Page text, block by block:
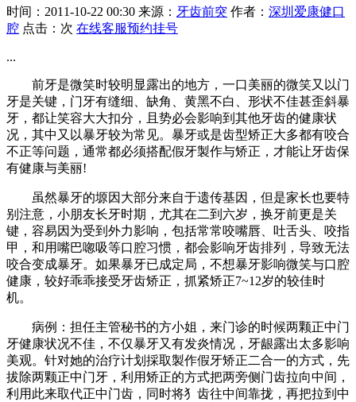
时间：2011-10-22 00:30 来源： 牙齿前突 作者： 深圳爱康健口
腔 点击： 次 在线客服预约挂号
...
前牙是微笑时较明显露出的地方，一口美丽的微笑又以门
牙是关键，门牙有缝细、缺角、黄黑不白、形状不佳甚歪斜暴
牙，都让笑容大大扣分，且势必会影响到其他牙齿的健康状
况，其中又以暴牙较为常见。暴牙或是齿型矫正大多都有咬合
不正等问题，通常都必须搭配假牙製作与矫正，才能让牙齿保
有健康与美丽!
虽然暴牙的塬因大部分来自于遗传基因，但是家长也要特
别注意，小朋友长牙时期，尤其在二到六岁，换牙前更是关
键，容易因为受到外力影响，包括常常咬嘴唇、吐舌头、咬指
甲，和用嘴巴唿吸等口腔习惯，都会影响牙齿排列，导致无法
咬合变成暴牙。如果暴牙已成定局，不想暴牙影响微笑与口腔
健康，较好乖乖接受牙齿矫正，抓紧矫正7~12岁的较佳时
机。
病例：担任主管秘书的方小姐，来门诊的时候两颗正中门
牙健康状况不佳，不仅暴牙又有发炎情况，牙龈露出太多影响
美观。针对她的治疗计划採取製作假牙矫正二合一的方式，先
拔除两颗正中门牙，利用矫正的方式把两旁侧门齿拉向中间，
利用此来取代正中门齿，同时将犭齿往中间靠拢，再把拉到中